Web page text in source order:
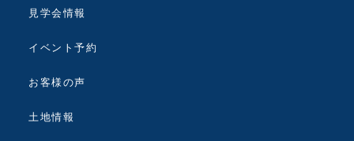
見学会情報
イベント予約
お客様の声
土地情報